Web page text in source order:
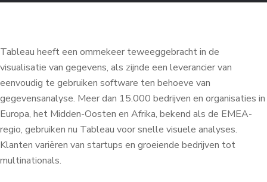
Tableau heeft een ommekeer teweeggebracht in de
visualisatie van gegevens, als zijnde een leverancier van
eenvoudig te gebruiken software ten behoeve van
gegevensanalyse. Meer dan 15.000 bedrijven en organisaties in
Europa, het Midden-Oosten en Afrika, bekend als de EMEA-
regio, gebruiken nu Tableau voor snelle visuele analyses.
Klanten variëren van startups en groeiende bedrijven tot
multinationals.